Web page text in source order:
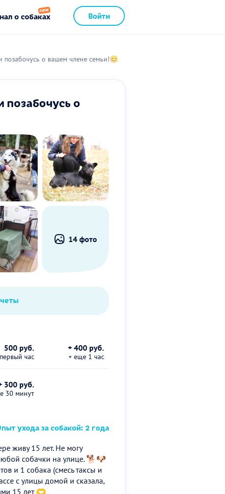
Войти
о собаках
позабочусь о вашем члене семьи!😊
о
14 фото
500 руб.
первый час
+ 400 руб.
+ еще 1 час
300 руб.
30 минут
ухода за собакой: 2 года
живу 15 лет. Не могу
собачки на улице. 🐕🐶
и 1 собака (смесь таксы и
с улицы домой и сказала,
15 лет 🫶